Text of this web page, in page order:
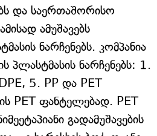
და საერთაშორისო
ამუშავებს
ნარჩენებს. კომპანია
პლასტმასის ნარჩენებს: 1.
5. PP და PET
PET ფანტელებად. PET
გადამუშავების